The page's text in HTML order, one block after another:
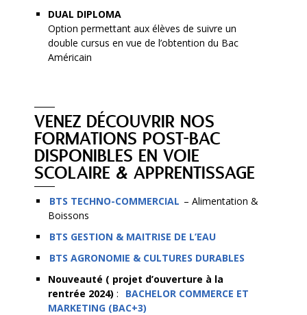
DUAL DIPLOMA
Option permettant aux élèves de suivre un
double cursus en vue de l’obtention du Bac
Américain
VENEZ DÉCOUVRIR NOS
FORMATIONS POST-BAC
DISPONIBLES EN VOIE
SCOLAIRE & APPRENTISSAGE
BTS TECHNO-COMMERCIAL – Alimentation &
Boissons
BTS GESTION & MAITRISE DE L’EAU
BTS AGRONOMIE & CULTURES DURABLES
Nouveauté ( projet d’ouverture à la
rentrée 2024) :
BACHELOR COMMERCE ET
MARKETING (BAC+3)